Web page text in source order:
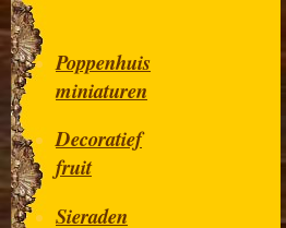
Poppenhuis
miniaturen
Decoratief
fruit
Sieraden